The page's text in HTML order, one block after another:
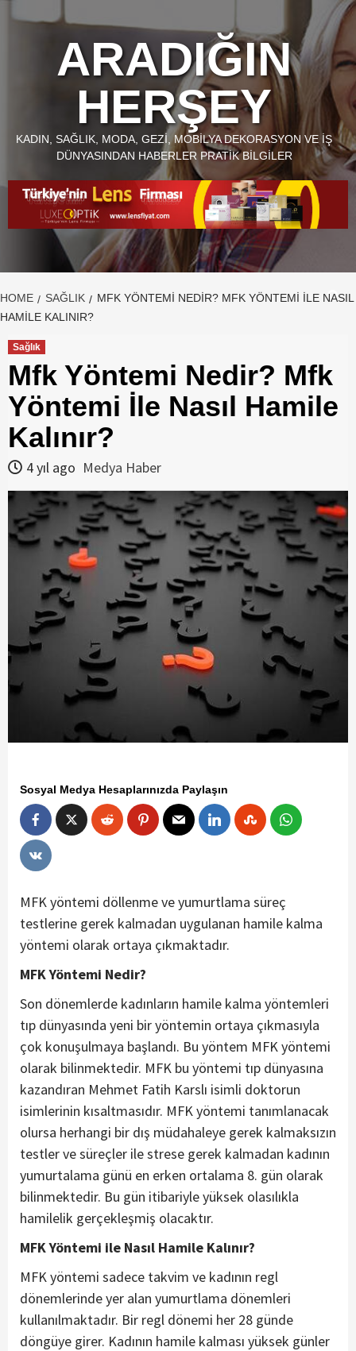
ARADIĞIN
HERŞEY
KADIN, SAĞLIK, MODA, GEZI, MOBILYA DEKORASYON VE İŞ
DÜNYASINDAN HABERLER PRATIK BILGILER
HOME SAĞLIK
MFK YÖNTEMI NEDIR? MFK YÖNTEMI İLE NASIL
HAMILE KALINIR?
Sağlık
Mfk Yöntemi Nedir? Mfk
Yöntemi İle Nasıl Hamile
Kalınır?
4 yıl ago Medya Haber
Sosyal Medya Hesaplarınızda Paylaşın
MFK yöntemi döllenme ve yumurtlama süreç
testlerine gerek kalmadan uygulanan hamile kalma
yöntemi olarak ortaya çıkmaktadır.
MFK Yöntemi Nedir?
Son dönemlerde kadınların hamile kalma yöntemleri
tıp dünyasında yeni bir yöntemin ortaya çıkmasıyla
çok konuşulmaya başlandı. Bu yöntem MFK yöntemi
olarak bilinmektedir. MFK bu yöntemi tıp dünyasına
kazandıran Mehmet Fatih Karslı isimli doktorun
isimlerinin kısaltmasıdır. MFK yöntemi tanımlanacak
olursa herhangi bir dış müdahaleye gerek kalmaksızın
testler ve süreçler ile strese gerek kalmadan kadının
yumurtalama günü en erken ortalama 8. gün olarak
bilinmektedir. Bu gün itibariyle yüksek olasılıkla
hamilelik gerçekleşmiş olacaktır.
MFK Yöntemi ile Nasıl Hamile Kalınır?
MFK yöntemi sadece takvim ve kadının regl
dönemlerinde yer alan yumurtlama dönemleri
kullanılmaktadır. Bir regl dönemi her 28 günde
döngüye girer. Kadının hamile kalması yüksek günler